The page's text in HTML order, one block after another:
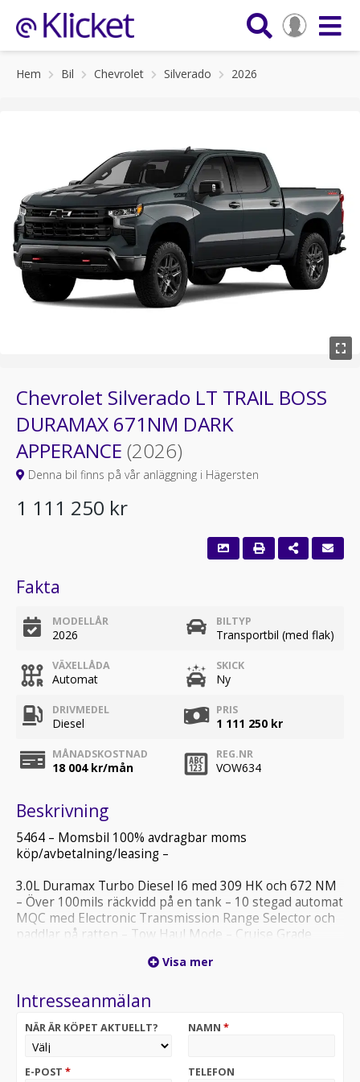
Hem Bil Chevrolet Silverado 2026
Chevrolet Silverado LT TRAIL BOSS
DURAMAX 671NM DARK
APPERANCE (2026)
Denna bil finns på vår anläggning i Hägersten
1 111 250 kr
Fakta
MODELLÅR
2026
BILTYP
Transportbil (med flak)
VÄXELLÅDA
Automat
SKICK
Ny
DRIVMEDEL
Diesel
PRIS
1 111 250 kr
MÅNADSKOSTNAD
18 004kr/mån
REG.NR
VOW634
Beskrivning
5464 – Momsbil 100% avdragbar moms
köp/avbetalning/leasing –
3.0L Duramax Turbo Diesel I6 med 309 HK och 672 NM
– Över 100mils räckvidd på en tank – 10 stegad automat
MQC med Electronic Transmission Range Selector och
paddlar på ratten – Tow Haul Mode – Cruise Grade
bakaxelutväxling – Autotrac 2 Speed transfer case –
LT Trail Boss Premium Package (Convenience Package
Visa mer
Intresseanmälan
NÄR ÄR KÖPET AKTUELLT? NAMN *
E-POST * TELEFON